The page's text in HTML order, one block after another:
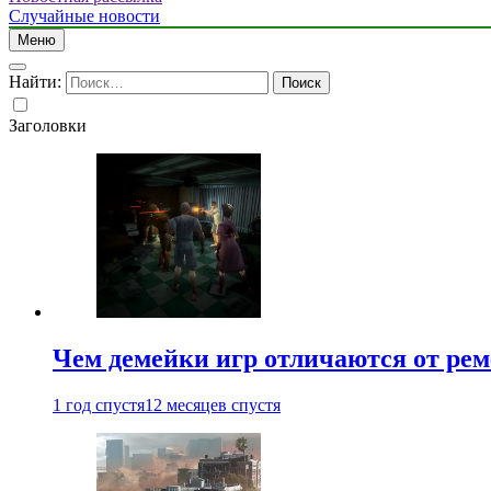
Случайные новости
Меню
Найти:
Заголовки
Чем демейки игр отличаются от
1 год спустя12 месяцев спустя